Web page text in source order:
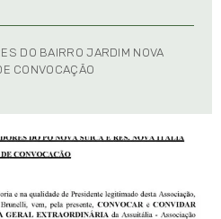
DO BAIRRO JARDIM NOVA
CONVOCAÇÃO